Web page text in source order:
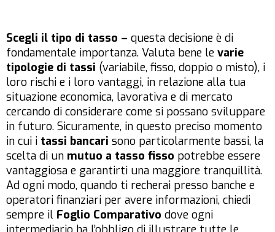
Scegli il tipo di tasso – questa decisione è di
fondamentale importanza. Valuta bene le varie
tipologie di tassi (variabile, fisso, doppio o misto), i
loro rischi e i loro vantaggi, in relazione alla tua
situazione economica, lavorativa e di mercato
cercando di considerare come si possano sviluppare
in futuro. Sicuramente, in questo preciso momento
in cui i tassi bancari sono particolarmente bassi, la
scelta di un mutuo a tasso fisso potrebbe essere
vantaggiosa e garantirti una maggiore tranquillità.
Ad ogni modo, quando ti recherai presso banche e
operatori finanziari per avere informazioni, chiedi
sempre il Foglio Comparativo dove ogni